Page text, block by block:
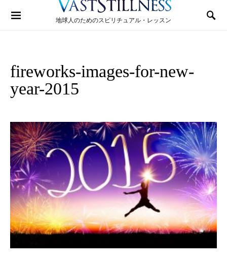
地球人のためのスピリチュアル・レッスン
Search for:
fireworks-images-for-new-
year-2015